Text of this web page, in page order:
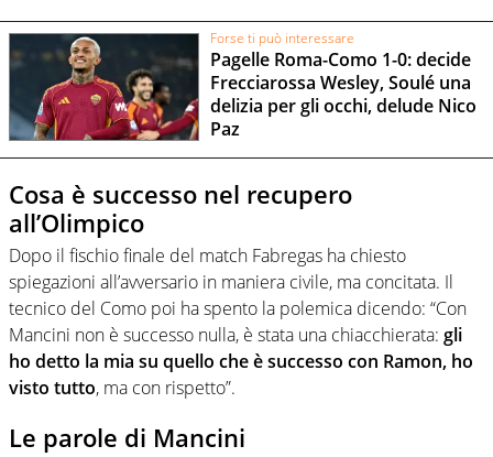
Forse ti può interessare
Pagelle Roma-Como 1-0: decide
Frecciarossa Wesley, Soulé una
delizia per gli occhi, delude Nico
Paz
Cosa è successo nel recupero
all’Olimpico
Dopo il fischio finale del match Fabregas ha chiesto
spiegazioni all’avversario in maniera civile, ma concitata. Il
tecnico del Como poi ha spento la polemica dicendo: “Con
Mancini non è successo nulla, è stata una chiacchierata: gli
ho detto la mia su quello che è successo con Ramon, ho
visto tutto, ma con rispetto”.
Le parole di Mancini